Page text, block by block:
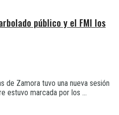
público y el FMI los
de Zamora tuvo una nueva sesión
estuvo marcada por los ...